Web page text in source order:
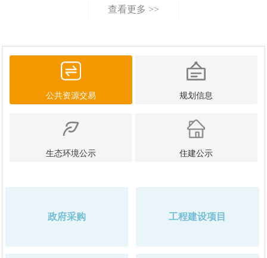
查看更多 >>
公共资源交易 规划信息
生态环境公示 住建公示
政府采购 工程建设项目